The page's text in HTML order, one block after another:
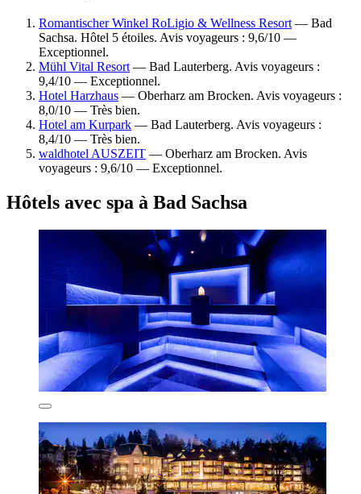
Romantischer Winkel RoLigio & Wellness Resort — Bad
Sachsa. Hôtel 5 étoiles. Avis voyageurs : 9,6/10 —
Exceptionnel.
Mühl Vital Resort — Bad Lauterberg. Avis voyageurs :
9,4/10 — Exceptionnel.
Hotel Harzhaus — Oberharz am Brocken. Avis voyageurs :
8,0/10 — Très bien.
Hotel am Kurpark — Bad Lauterberg. Avis voyageurs :
8,4/10 — Très bien.
waldhotel AUSZEIT — Oberharz am Brocken. Avis
voyageurs : 9,6/10 — Exceptionnel.
Hôtels avec spa à Bad Sachsa